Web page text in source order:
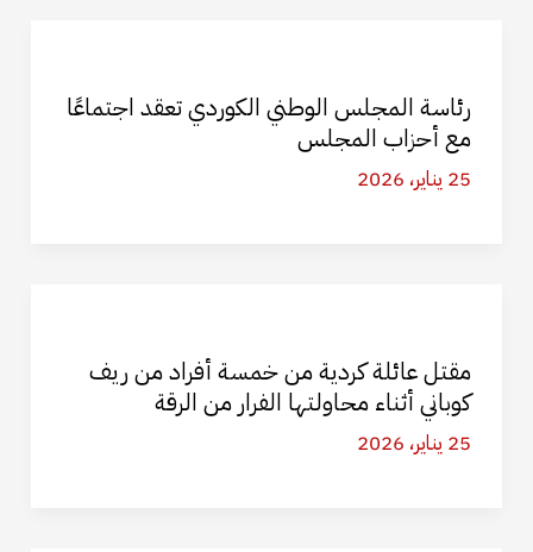
رئاسة المجلس الوطني الكوردي تعقد اجتماعًا
مع أحزاب المجلس
25 يناير، 2026
مقتل عائلة كردية من خمسة أفراد من ريف
كوباني أثناء محاولتها الفرار من الرقة
25 يناير، 2026